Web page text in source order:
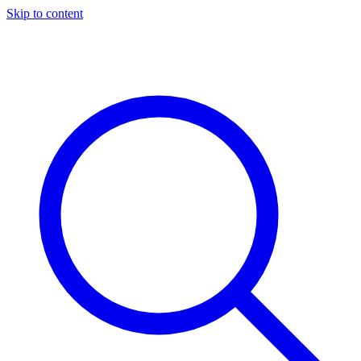
Skip to content